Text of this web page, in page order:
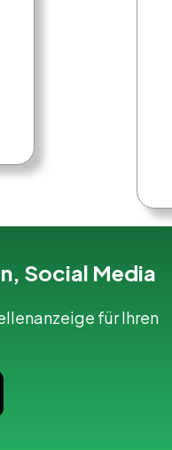
Social Media
für Ihren